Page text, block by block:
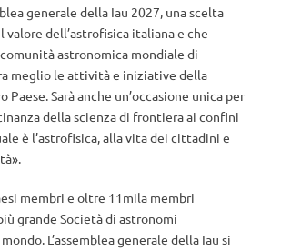
generale della Iau 2027, una scelta
dell’astrofisica italiana e che
astronomica mondiale di
meglio le attività e iniziative della
Paese. Sarà anche un’occasione unica per
della scienza di frontiera ai confini
è l’astrofisica, alla vita dei cittadini e
membri e oltre 11mila membri
grande Società di astronomi
L’assemblea generale della Iau si